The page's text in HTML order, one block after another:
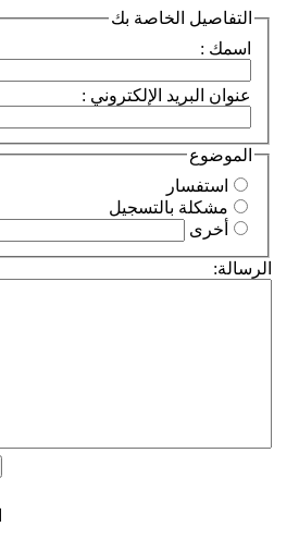
التفاصيل الخاصة بك
اسمك :
عنوان البريد الإلكتروني :
الموضوع
استفسار
مشكلة بالتسجيل
أخرى
الرسالة: